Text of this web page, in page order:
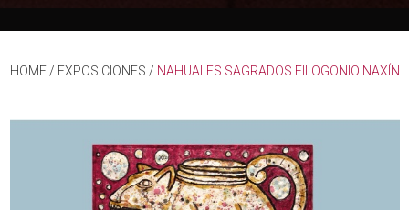
HOME/ EXPOSICIONES / NAHUALES SAGRADOS FILOGONIO NAXÍN